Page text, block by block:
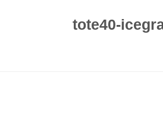
tote40-